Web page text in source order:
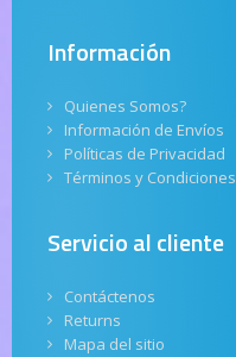
Información
Quienes Somos?
Información de Envíos
Políticas de Privacidad
Términos y Condiciones
Servicio al cliente
Contáctenos
Returns
Mapa del sitio